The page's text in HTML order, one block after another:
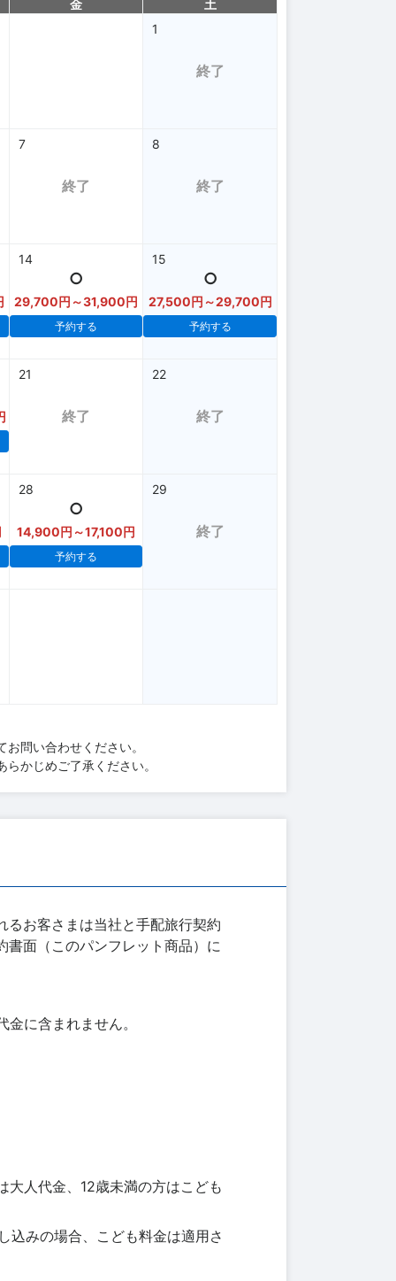
金
土
1
終了
7
終了
8
終了
14
○
29,700円～31,900円
予約する
15
○
27,500円～29,700円
予約する
21
終了
22
終了
28
○
14,900円～17,100円
予約する
29
終了
問い合わせください。
かじめご了承ください。
るお客さまは当社と手配旅行契約
書面（このパンフレット商品）に
に含まれません。
大人代金、12歳未満の方はこども
込みの場合、こども料金は適用さ